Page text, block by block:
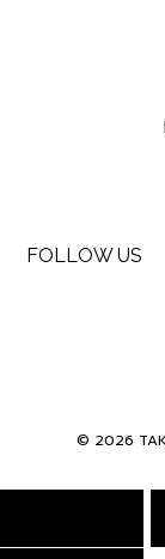
FOLLOW US
© 2026